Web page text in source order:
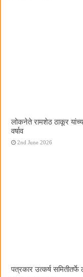
लोकनेते रामशेठ ठाकूर
वर्षाव
2nd June 2026
पत्रकार उत्कर्ष